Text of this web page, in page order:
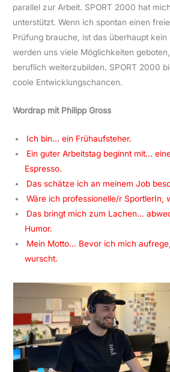
parallel zur Arbeit. SPORT 2000 hat
unterstützt. Wenn ich spontan einen
Prüfung brauche, ist das überhaupt kein
werden uns viele Möglichkeiten
beruflich weiterzubilden. SPORT 2000
coole Entwicklungschancen.
Wordrap mit Philipp Gross
Ich bin… ein Frühaufsteher.
Ein guter Arbeitstag beginnt mit…
Espresso.
Das schätze ich an meinem Job
Wäre ich professionelle/r SportlerIn,
Das bringt mich zum Lachen…
Humor.
Mein Motto… Bevor ich mich
wurscht.